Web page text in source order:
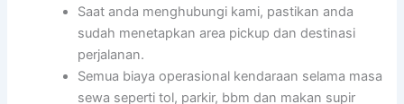
Saat anda menghubungi kami, pastikan anda
sudah menetapkan area pickup dan destinasi
perjalanan.
Semua biaya operasional kendaraan selama masa
sewa seperti tol, parkir, bbm dan makan supir